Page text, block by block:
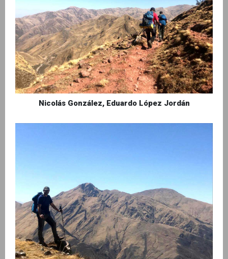
Nicolás González, Eduardo López Jordán